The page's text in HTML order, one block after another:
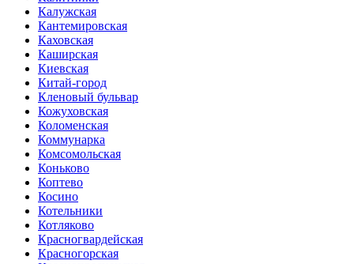
Калужская
Кантемировская
Каховская
Каширская
Киевская
Китай-город
Кленовый бульвар
Кожуховская
Коломенская
Коммунарка
Комсомольская
Коньково
Коптево
Косино
Котельники
Котляково
Красногвардейская
Красногорская